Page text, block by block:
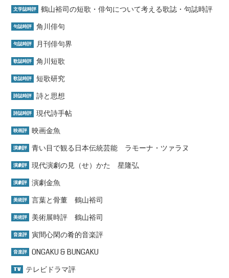
文学誌時評 鶴山裕司の短歌・俳句について考える歌誌・句誌時評
句誌時評 角川俳句
句誌時評 月刊俳句界
歌誌時評 角川短歌
歌誌時評 短歌研究
詩誌時評 詩と思想
詩誌時評 現代詩手帖
映画評 映画金魚
演劇評 青い目で観る日本伝統芸能 ラモーナ・ツァラヌ
演劇評 現代演劇の見（せ）かた 星隆弘
演劇評 演劇金魚
美術評 言葉と骨董 鶴山裕司
美術評 美術展時評 鶴山裕司
音楽評 寅間心閑の肴的音楽評
音楽評 ONGAKU & BUNGAKU
TV テレビドラマ評